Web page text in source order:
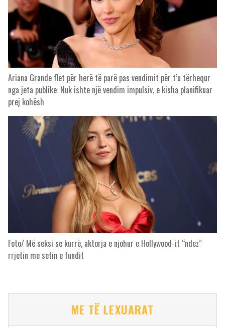
Ariana Grande flet për herë të parë pas vendimit për t’u tërhequr
nga jeta publike: Nuk ishte një vendim impulsiv, e kisha planifikuar
prej kohësh
Foto/ Më seksi se kurrë, aktorja e njohur e Hollywood-it “ndez”
rrjetin me setin e fundit
ME TË LEXUARAT